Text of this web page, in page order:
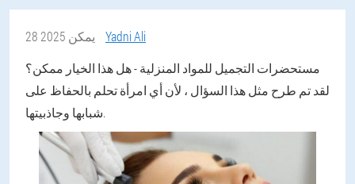
28 يمكن 2025
Yadni Ali
مستحضرات التجميل للمواد المنزلية - هل هذا الخيار ممكن؟
لقد تم طرح مثل هذا السؤال ، لأن أي امرأة تحلم بالحفاظ على
شبابها وجاذبيتها.